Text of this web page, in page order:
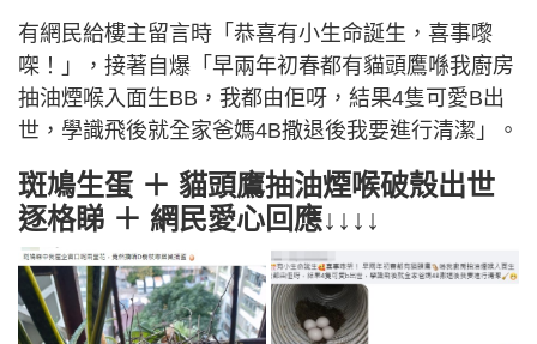
有網民給樓主留言時「恭喜有小生命誕生，喜事嚟
㗎！」，接著自爆「早兩年初春都有貓頭鷹喺我廚房
抽油煙喉入面生BB，我都由佢呀，結果4隻可愛B出
世，學識飛後就全家爸媽4B撒退後我要進行清潔」。
斑鳩生蛋 ＋ 貓頭鷹抽油煙喉破殼出世
逐格睇 ＋ 網民愛心回應↓↓↓↓